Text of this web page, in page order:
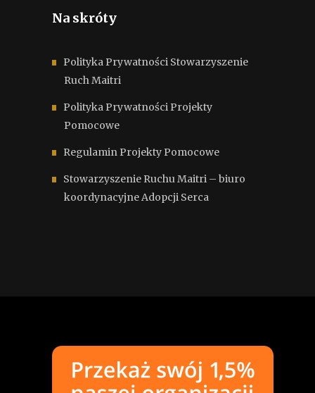
Na skróty
Polityka Prywatności Stowarzyszenie
Ruch Maitri
Polityka Prywatności Projekty
Pomocowe
Regulamin Projekty Pomocowe
Stowarzyszenie Ruchu Maitri – biuro
koordynacyjne Adopcji Serca